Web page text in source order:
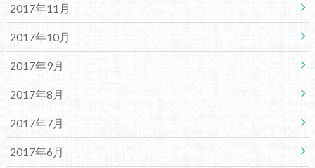
2017年11月
2017年10月
2017年9月
2017年8月
2017年7月
2017年6月